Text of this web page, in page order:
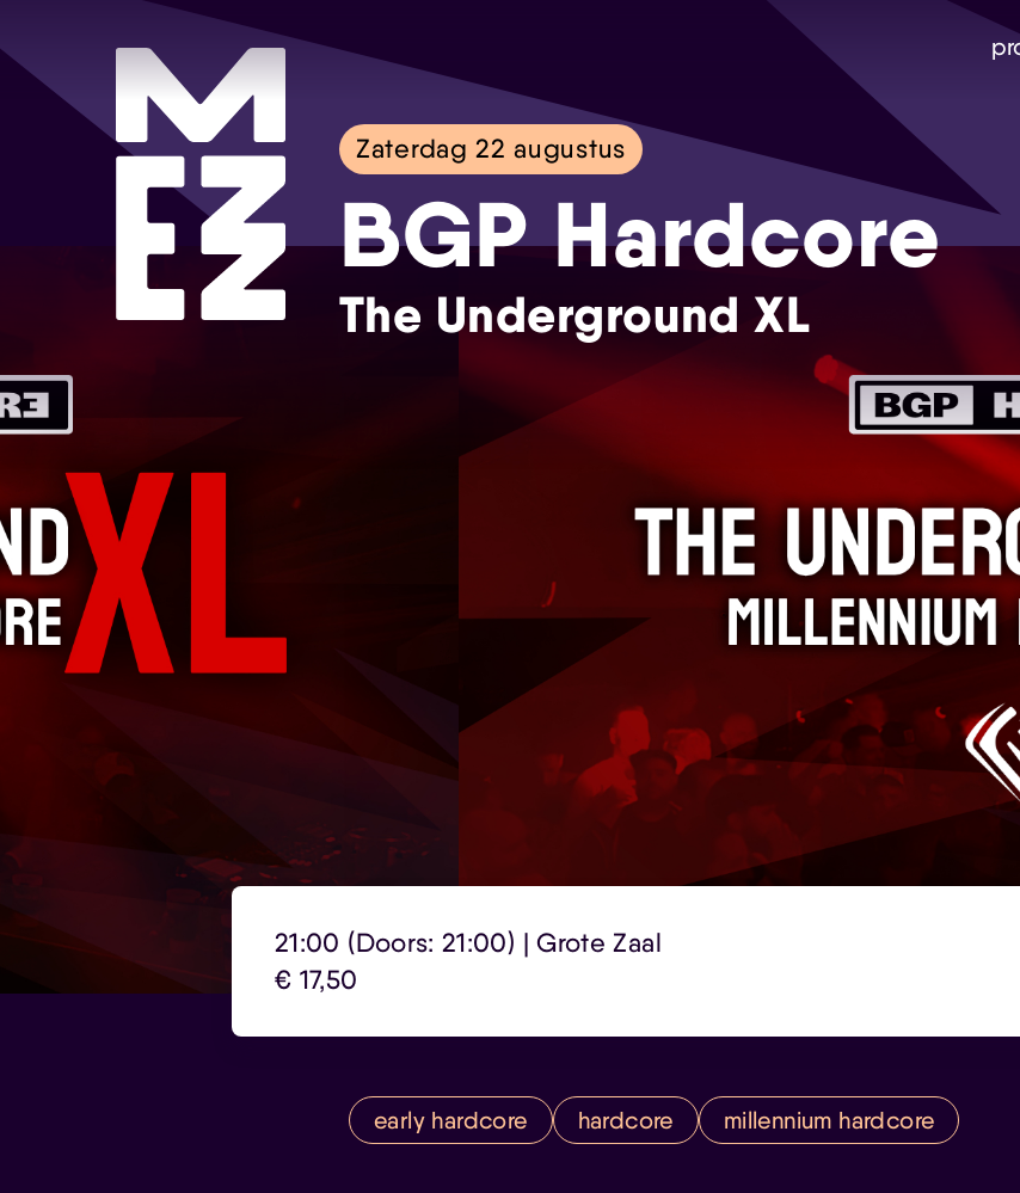
Skip navigatie
Zaterdag 22 augustus
BGP Hardcore
The Underground XL
21:00 (Doors: 21:00) | Grote Zaal
€ 17,50
early hardcore hardcore millennium hardcore